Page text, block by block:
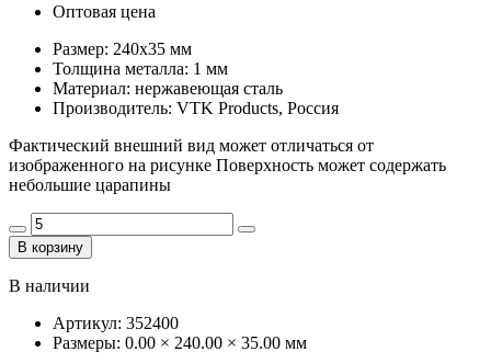
Оптовая цена
Размер: 240х35 мм
Толщина металла: 1 мм
Материал: нержавеющая сталь
Производитель: VTK Products, Россия
Фактический внешний вид может отличаться от
изображенного на рисунке Поверхность может содержать
небольшие царапины
В корзину
В наличии
Артикул: 352400
Размеры: 0.00 × 240.00 × 35.00 мм